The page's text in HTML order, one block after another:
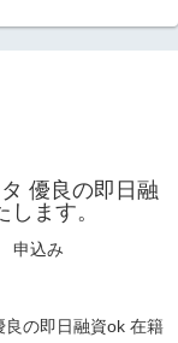
優良の即日融
ます。
申込み
の即日融資ok 在籍